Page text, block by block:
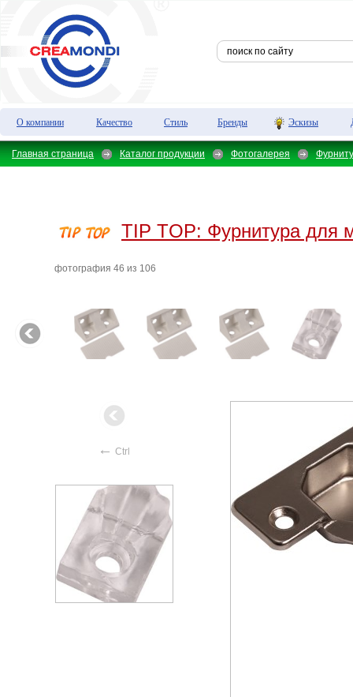
О компании Качество Стиль Бренды Эскизы
Главная страница Каталог продукции Фотогалерея
TIP TOP: Фурнитура для
фотография 46 из 106
← Ctrl